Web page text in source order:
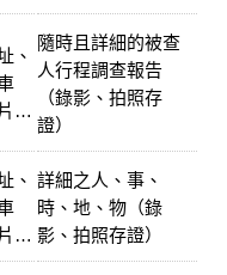
、
…
隨時且詳細的被查
人行程調查報告
（錄影、拍照存
證）
、
…
詳細之人、事、
時、地、物（錄
影、拍照存證）